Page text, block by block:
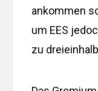
ankommen
um EES
zu